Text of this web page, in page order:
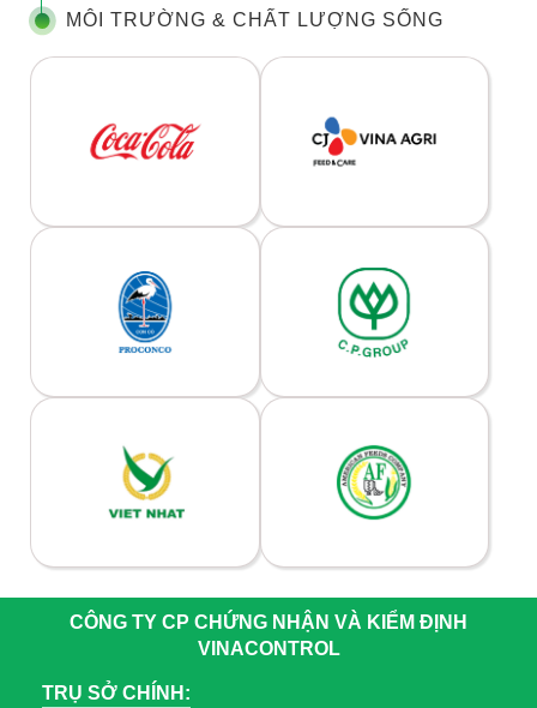
MÔI TRƯỜNG & CHẤT LƯỢNG SỐNG
CÔNG TY CP CHỨNG NHẬN VÀ KIỂM ĐỊNH
VINACONTROL
TRỤ SỞ CHÍNH: